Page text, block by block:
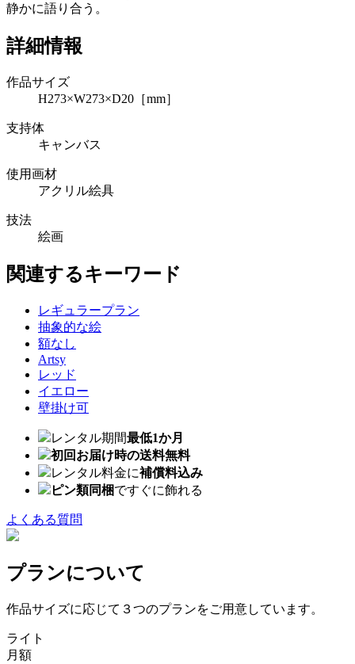
静かに語り合う。
詳細情報
作品サイズ
H273×W273×D20［mm］
支持体
キャンバス
使用画材
アクリル絵具
技法
絵画
関連するキーワード
レギュラープラン
抽象的な絵
額なし
Artsy
レッド
イエロー
壁掛け可
レンタル期間最低1か月
初回お届け時の送料無料
レンタル料金に補償料込み
ピン類同梱ですぐに飾れる
よくある質問
プランについて
作品サイズに応じて３つのプランをご用意しています。
ライト
月額